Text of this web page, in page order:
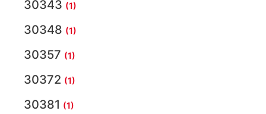
30343 (1)
30348 (1)
30357 (1)
30372 (1)
30381 (1)